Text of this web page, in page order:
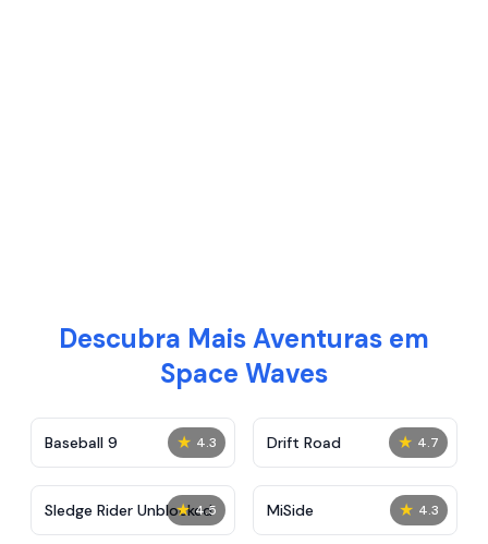
Descubra Mais Aventuras em
Space Waves
★ 4.3
Baseball 9 ★ 4.7
Drift Road
★ 4.5
Sledge Rider Unblocked ★ 4.3
MiSide